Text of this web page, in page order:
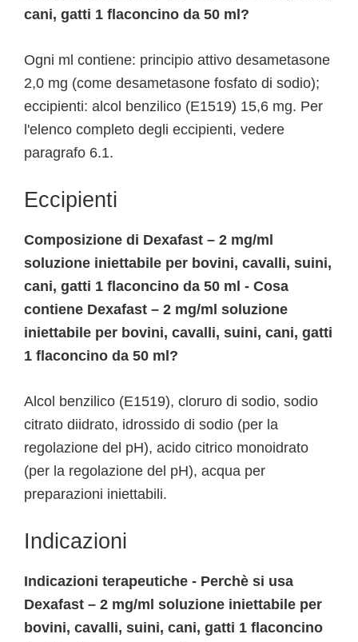
cani, gatti 1 flaconcino da 50 ml?
Ogni ml contiene: principio attivo desametasone
2,0 mg (come desametasone fosfato di sodio);
eccipienti: alcol benzilico (E1519) 15,6 mg. Per
l'elenco completo degli eccipienti, vedere
paragrafo 6.1.
Eccipienti
Composizione di Dexafast – 2 mg/ml
soluzione iniettabile per bovini, cavalli, suini,
cani, gatti 1 flaconcino da 50 ml - Cosa
contiene Dexafast – 2 mg/ml soluzione
iniettabile per bovini, cavalli, suini, cani, gatti
1 flaconcino da 50 ml?
Alcol benzilico (E1519), cloruro di sodio, sodio
citrato diidrato, idrossido di sodio (per la
regolazione del pH), acido citrico monoidrato
(per la regolazione del pH), acqua per
preparazioni iniettabili.
Indicazioni
Indicazioni terapeutiche - Perchè si usa
Dexafast – 2 mg/ml soluzione iniettabile per
bovini, cavalli, suini, cani, gatti 1 flaconcino